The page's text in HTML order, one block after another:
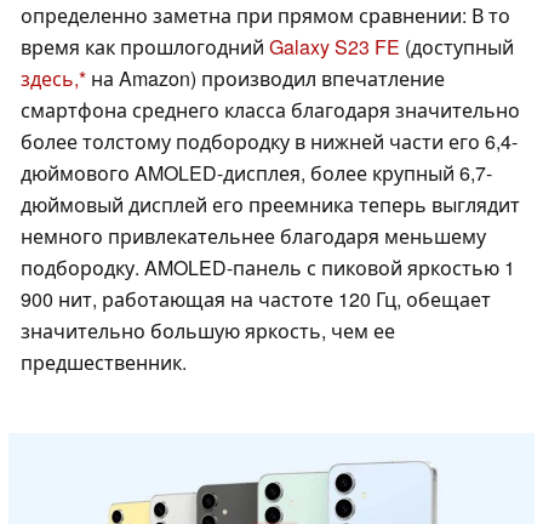
определенно заметна при прямом сравнении: В то
время как прошлогодний Galaxy S23 FE (доступный
здесь, на Amazon) производил впечатление
смартфона среднего класса благодаря значительно
более толстому подбородку в нижней части его 6,4-
дюймового AMOLED-дисплея, более крупный 6,7-
дюймовый дисплей его преемника теперь выглядит
немного привлекательнее благодаря меньшему
подбородку. AMOLED-панель с пиковой яркостью 1
900 нит, работающая на частоте 120 Гц, обещает
значительно большую яркость, чем ее
предшественник.